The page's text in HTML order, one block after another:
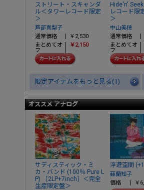
ストリート・スキャンダ
ル＜タワーレコード限定
＞
芦部真梨子
通常価格
￥2,530
まとめてオ
フ
￥2,150
Hide'n'
レコード限
＞
中山美穂
通常価格
まとめてオ
フ
限定アイテムをもっと見る(1)
オススメ アナログ
サディスティック・ミ
カ・バンド (100％ Pure L
P) ［2LP+7inch］＜完全
生産限定盤＞
浮遊空間
亜蘭知子
価格
￥